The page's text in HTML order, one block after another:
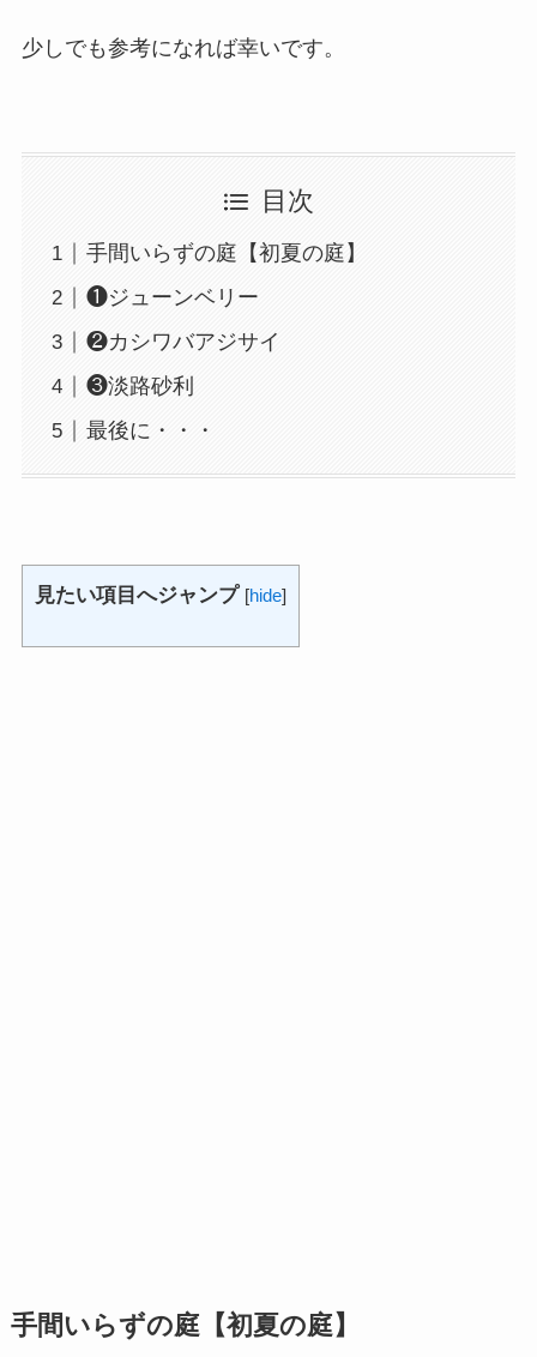
少しでも参考になれば幸いです。
目次
手間いらずの庭【初夏の庭】
❶ジューンベリー
❷カシワバアジサイ
❸淡路砂利
最後に・・・
見たい項目へジャンプ [hide]
手間いらずの庭【初夏の庭】